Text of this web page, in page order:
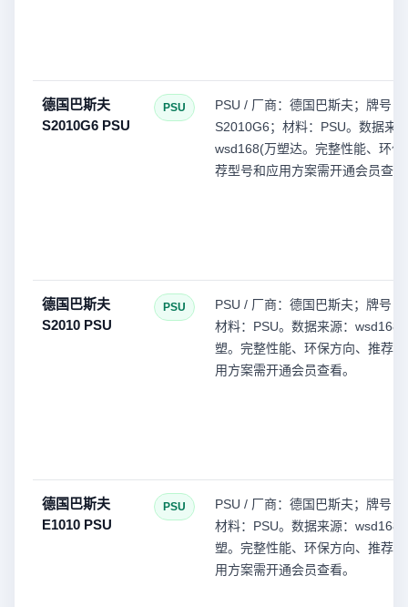
德国巴斯夫
S2010G6 PSU
PSU
PSU / 厂商：德国巴斯夫；牌号：
S2010G6；材料：PSU。数据来
wsd168(万塑达。完整性能、环保
荐型号和应用方案需开通会员查
德国巴斯夫
S2010 PSU
PSU
PSU / 厂商：德国巴斯夫；牌号
材料：PSU。数据来源：wsd168(
塑。完整性能、环保方向、推荐
用方案需开通会员查看。
德国巴斯夫
E1010 PSU
PSU
PSU / 厂商：德国巴斯夫；牌号
材料：PSU。数据来源：wsd168(
塑。完整性能、环保方向、推荐
用方案需开通会员查看。